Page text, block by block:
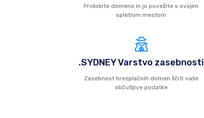
Pridobite domeno in jo povežite s svojim
spletnim mestom
.SYDNEY Varstvo zasebnosti
Zasebnost brezplačnih domen ščiti vaše
občutljive podatke